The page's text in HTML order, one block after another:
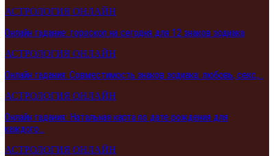
АСТРОЛОГИЯ ОНЛАЙН
Онлайн гадание: гороскоп на сегодня для 12 знаков зодиака
АСТРОЛОГИЯ ОНЛАЙН
Онлайн гадания: Совместимость знаков зодиака: любовь, секс,…
АСТРОЛОГИЯ ОНЛАЙН
Онлайн гадания: Натальная карта по дате рождения для
каждого…
АСТРОЛОГИЯ ОНЛАЙН